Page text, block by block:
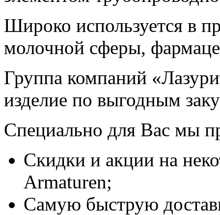
Широко используется в
молочной сферы,
Группа компаний
изделие по выгодным
Специально для Вас мы
Скидки и акции на
Armaturen;
Самую быструю